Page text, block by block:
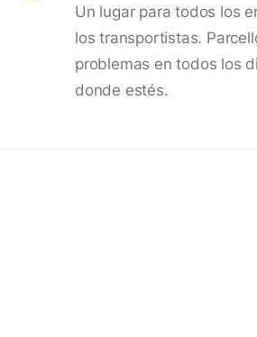
Un lugar para todos los
los transportistas.
problemas en todos los
donde estés.